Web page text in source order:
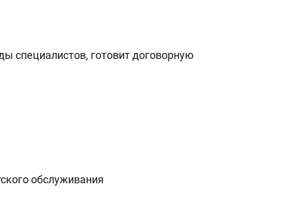
специалистов, готовит договорную
обслуживания